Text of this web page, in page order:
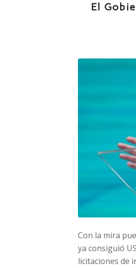
El
Con la mira
ya consiguió
licitaciones de